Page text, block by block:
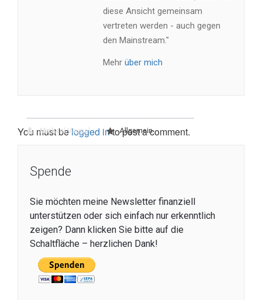
Michael Vaupel Allgemein
diese Ansicht gemeinsam
vertreten werden - auch gegen
den Mainstream."
Mehr über mich
You must belogged into post a comment.
Spende
Sie möchten meine Newsletter finanziell
unterstützen oder sich einfach nur erkenntlich
zeigen? Dann klicken Sie bitte auf die
Schaltfläche – herzlichen Dank!